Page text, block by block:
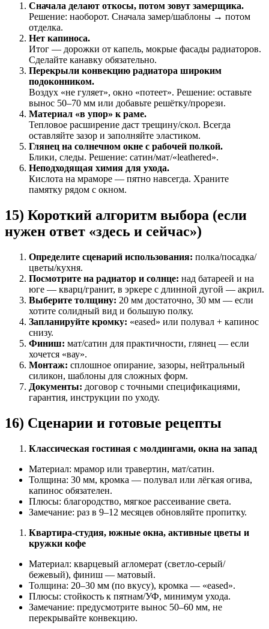
Сначала делают откосы, потом зовут замерщика.
Решение: наоборот. Сначала замер/шаблоны → потом
отделка.
Нет капиноса.
Итог — дорожки от капель, мокрые фасады радиаторов.
Сделайте канавку обязательно.
Перекрыли конвекцию радиатора широким
подоконником.
Воздух «не гуляет», окно «потеет». Решение: оставьте
вынос 50–70 мм или добавьте решётку/прорези.
Материал «в упор» к раме.
Тепловое расширение даст трещину/скол. Всегда
оставляйте зазор и заполняйте эластиком.
Глянец на солнечном окне с рабочей полкой.
Блики, следы. Решение: сатин/мат/«leathered».
Неподходящая химия для ухода.
Кислота на мраморе — пятно навсегда. Храните
памятку рядом с окном.
15) Короткий алгоритм выбора (если
нужен ответ «здесь и сейчас»)
Определите сценарий использования: полка/посадка/
цветы/кухня.
Посмотрите на радиатор и солнце: над батареей и на
юге — кварц/гранит, в эркере с длинной дугой — акрил.
Выберите толщину: 20 мм достаточно, 30 мм — если
хотите солидный вид и большую полку.
Запланируйте кромку: «eased» или полувал + капинос
снизу.
Финиш: мат/сатин для практичности, глянец — если
хочется «вау».
Монтаж: сплошное опирание, зазоры, нейтральный
силикон, шаблоны для сложных форм.
Документы: договор с точными спецификациями,
гарантия, инструкции по уходу.
16) Сценарии и готовые рецепты
Классическая гостиная с молдингами, окна на запад
Материал: мрамор или травертин, мат/сатин.
Толщина: 30 мм, кромка — полувал или лёгкая огива,
капинос обязателен.
Плюсы: благородство, мягкое рассеивание света.
Замечание: раз в 9–12 месяцев обновляйте пропитку.
Квартира-студия, южные окна, активные цветы и
кружки кофе
Материал: кварцевый агломерат (светло-серый/
бежевый), финиш — матовый.
Толщина: 20–30 мм (по вкусу), кромка — «eased».
Плюсы: стойкость к пятнам/УФ, минимум ухода.
Замечание: предусмотрите вынос 50–60 мм, не
перекрывайте конвекцию.